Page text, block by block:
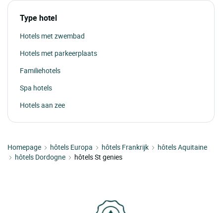
Type hotel
Hotels met zwembad
Hotels met parkeerplaats
Familiehotels
Spa hotels
Hotels aan zee
Homepage hôtels Europa hôtels Frankrijk
hôtels Aquitaine
hôtels Dordogne
hôtels St genies